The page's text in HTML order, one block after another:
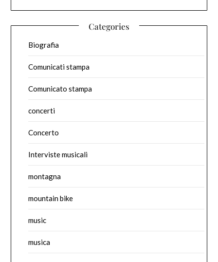
Categories
Biografia
Comunicati stampa
Comunicato stampa
concerti
Concerto
Interviste musicali
montagna
mountain bike
music
musica